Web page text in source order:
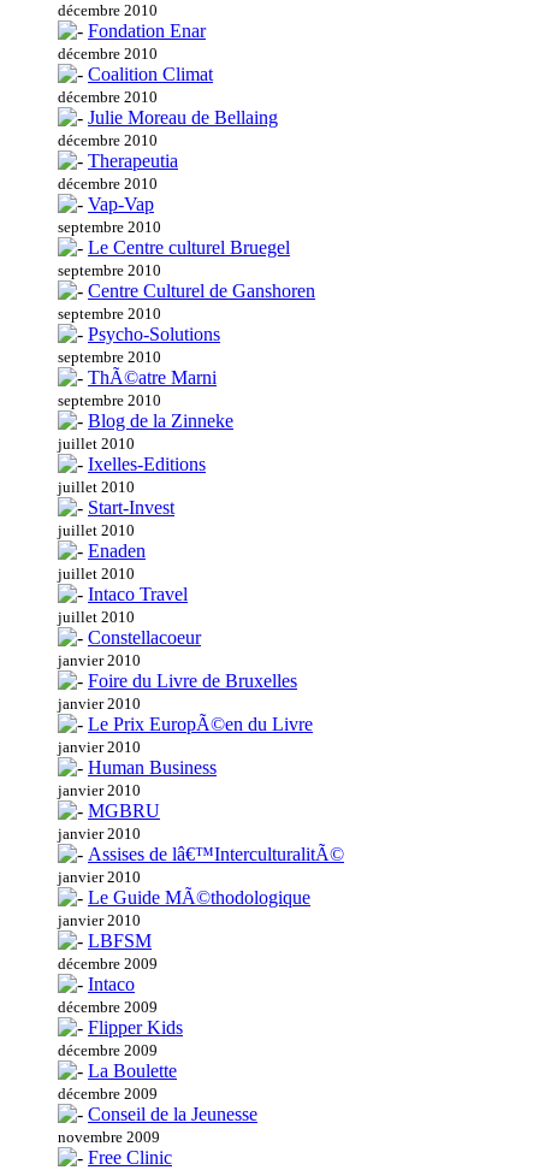
décembre 2010
Fondation Enar
décembre 2010
Coalition Climat
décembre 2010
Julie Moreau de Bellaing
décembre 2010
Therapeutia
décembre 2010
Vap-Vap
septembre 2010
Le Centre culturel Bruegel
septembre 2010
Centre Culturel de Ganshoren
septembre 2010
Psycho-Solutions
septembre 2010
ThÃ©atre Marni
septembre 2010
Blog de la Zinneke
juillet 2010
Ixelles-Editions
juillet 2010
Start-Invest
juillet 2010
Enaden
juillet 2010
Intaco Travel
juillet 2010
Constellacoeur
janvier 2010
Foire du Livre de Bruxelles
janvier 2010
Le Prix EuropÃ©en du Livre
janvier 2010
Human Business
janvier 2010
MGBRU
janvier 2010
Assises de lâ€™InterculturalitÃ©
janvier 2010
Le Guide MÃ©thodologique
janvier 2010
LBFSM
décembre 2009
Intaco
décembre 2009
Flipper Kids
décembre 2009
La Boulette
décembre 2009
Conseil de la Jeunesse
novembre 2009
Free Clinic